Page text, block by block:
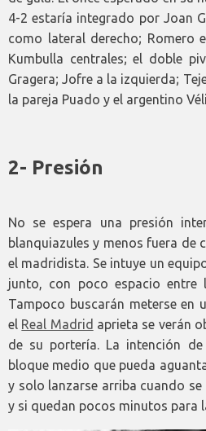
4-2 estaría integrado por Joan
como lateral derecho; Romero
Kumbulla centrales; el doble
Gragera; Jofre a la izquierda;
la pareja Puado y el argentino
2- Presión
No se espera una presión
blanquiazules y menos fuera de
el madridista. Se intuye un
junto, con poco espacio entre
Tampoco buscarán meterse en
el Real Madrid aprieta se verán
de su portería. La intención
bloque medio que pueda
y solo lanzarse arriba cuando
y si quedan pocos minutos para